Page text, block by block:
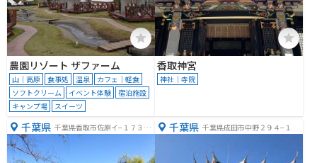
農園リゾート ザファーム
山｜高原 食事処 温泉
カフェ｜軽食
ソフトクリーム
イベント体験
宿泊施設
キャンプ場
スイーツ
香取神宮
神社｜寺院
千葉県 千葉県香取市佐原イ−１７３０
−３
千葉県 千葉県成田市中野２９４−１